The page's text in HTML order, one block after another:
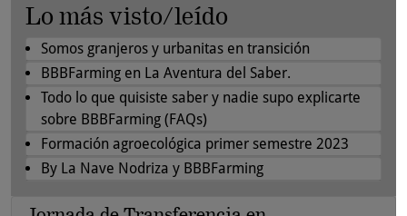
Lo más visto/leído
Somos granjeros y urbanitas en transición
BBBFarming en La Aventura del Saber.
Todo lo que quisiste saber y nadie supo explicarte
sobre BBBFarming (FAQs)
Formación agroecológica primer semestre 2023
By La Nave Nodriza y BBBFarming